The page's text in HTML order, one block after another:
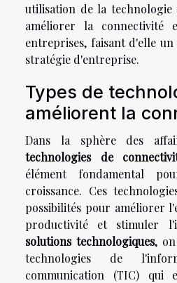
utilisation de la technologie
améliorer la connectivité
entreprises, faisant d'elle
stratégie d'entreprise.
Types de
améliorent la
Dans la sphère des
technologies de
élément fondamental
croissance. Ces
possibilités pour améliorer
productivité et stimuler
solutions technologiques,
technologies de
communication (TIC) qui